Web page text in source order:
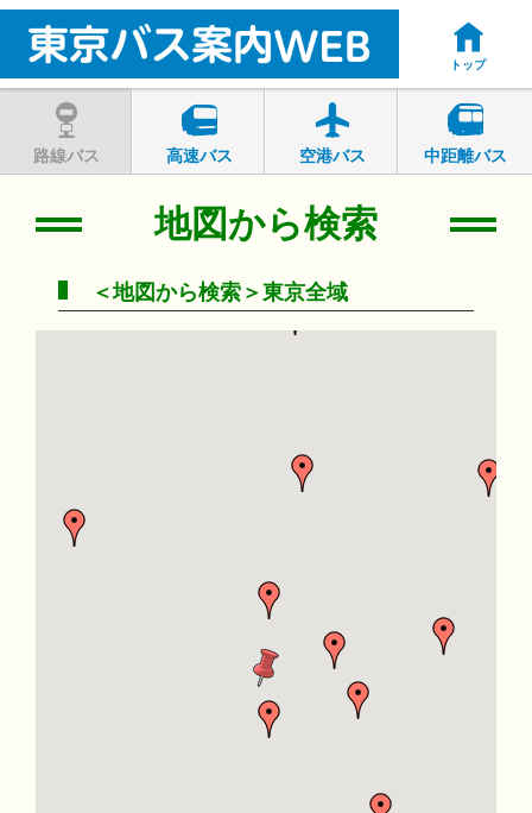
トップ
路線バス 高速バス 空港バス 中距離バス
地図から検索
＜地図から検索＞東京全域